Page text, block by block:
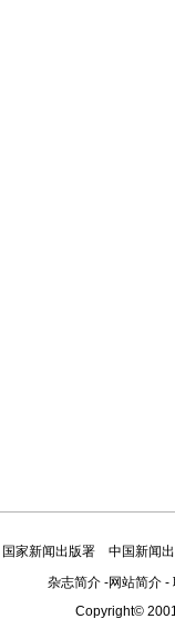
国家新闻出版署
中国新闻
杂志简介-网站简介-
Copyright©